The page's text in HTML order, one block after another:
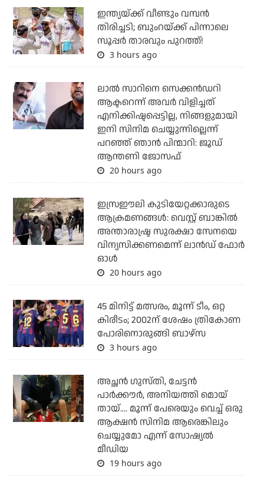
ഇന്ത്യയ്ക്ക് വീണ്ടും വമ്പന്‍
തിരിച്ചടി; ബുംറയ്ക്ക് പിന്നാലെ
സൂപ്പര്‍ താരവും പുറത്ത്!
3 hours ago
ലാല്‍ സാറിനെ സെക്കന്‍ഡറി
ആക്ടറെന്ന് അവര്‍ വിളിച്ചത്
എനിക്കിഷ്ടപ്പെട്ടില്ല, നിങ്ങളുമായി
ഇനി സിനിമ ചെയ്യുന്നില്ലെന്ന്
പറഞ്ഞ് ഞാന്‍ പിന്മാറി: ജൂഡ്
ആന്തണി ജോസഫ്
20 hours ago
ഇസ്രഈലി കുടിയേറ്റക്കാരുടെ
ആക്രമണങ്ങള്‍: വെസ്റ്റ് ബാങ്കില്‍
അന്താരാഷ്ട്ര സുരക്ഷാ സേനയെ
വിന്യസിക്കണമെന്ന് ലാന്‍ഡ് ഫോര്‍
ഓള്‍
20 hours ago
45 മിനിട്ട് മത്സരം, മൂന്ന് ടീം, ഒറ്റ
കിരീടം; 2002ന് ശേഷം ത്രികോണ
പോരിനൊരുങ്ങി ബാഴ്‌സ
3 hours ago
അച്ഛന്‍ ഗുസ്തി, ചേട്ടന്‍
പാര്‍ക്കൗര്‍, അനിയത്തി മൊയ്
തായ്.... മൂന്ന് പേരെയും വെച്ച് ഒരു
ആക്ഷന്‍ സിനിമ ആരെങ്കിലും
ചെയ്യുമോ എന്ന് സോഷ്യല്‍
മീഡിയ
19 hours ago